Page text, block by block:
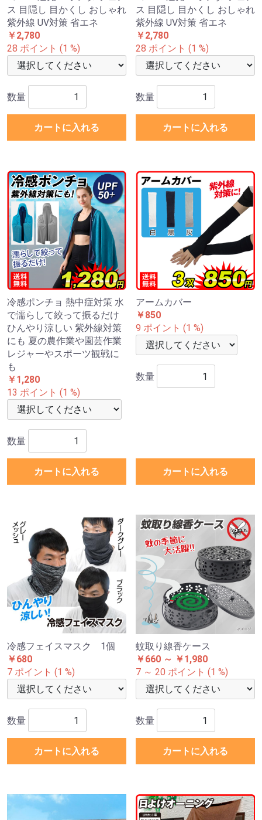
ス 目隠し 目かくし おしゃれ
紫外線 UV対策 省エネ
￥2,780
28 ポイント (1 %)
数量
カートに入れる
ス 目隠し 目かくし おしゃれ
紫外線 UV対策 省エネ
￥2,780
28 ポイント (1 %)
数量
カートに入れる
冷感ポンチョ 熱中症対策 水
で濡らして絞って振るだけ
ひんやり涼しい 紫外線対策
にも 夏の農作業や園芸作業
レジャーやスポーツ観戦に
も
￥1,280
13 ポイント (1 %)
数量
カートに入れる
アームカバー
￥850
9 ポイント (1 %)
数量
カートに入れる
冷感フェイスマスク 1個
￥680
7 ポイント (1 %)
数量
カートに入れる
蚊取り線香ケース
￥660 ～ ￥1,980
7 ～ 20 ポイント (1 %)
数量
カートに入れる